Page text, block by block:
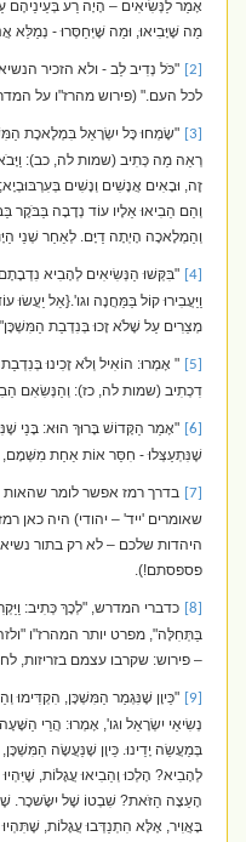
אָמַר לַנְּשִׂיאִים – הָיָה רַע בְּעֵינֵיהֶם
מַה שֶּׁיָּבִיאוּ, וּמַה שֶּׁיְּחַסְּרוּ - נְמַלֵּא
"כֹּל נְדִיב לֵב - ולא הזכיר הנשיאים
לכל העם." (פירוש מהרז"ו על
"שָׂמְחוּ כָּל יִשְׂרָאֵל בִּמְלֶאכֶת
רְאֵה מַה כְּתִיב (שמות לה, כב): וַיָּבֹאוּ
זֶה, וּבָאִים אֲנָשִׁים וְנָשִׁים בְּעִרְבּוּבְיָא;
וְהֵם הֵבִיאוּ אֵלָיו עוֹד נְדָבָה בַּבֹּקֶר
וְהַמְלָאכָה הָיְתָה דַיָּם. לְאַחַר שְׁנֵי
"בִּקְּשׁוּ הַנְּשִׂיאִים לְהָבִיא נִדְבָתָם,
וַיַּעֲבִירוּ קוֹל בַּמַּחֲנֶה וגו'.{אַל יַעֲשׂוּ
מְצֵרִים עַל שֶׁלֹא זָכוּ בְּנִדְבַת הַמִּשְׁכָּן".
" אָמְרוּ: הוֹאִיל וְלֹא זָכִינוּ בְּנִדְבַת
דִכְתִיב (שמות לה, כז): וְהַנְּשִׂאִם
"אָמַר הַקָּדוֹשׁ בָּרוּךְ הוּא: בָּנַי
שֶׁנִּתְעַצְּלוּ - חִסַּר אוֹת אַחַת מִשְּׁמָם,
בדרך רמז אפשר לומר שהאות י'
שאומרים 'ייד' – יהודי) היה כאן
היהדות שלכם – לא רק בתור
פספסתם!).
כדברי המדרש, "לְכָךְ כְּתִיב:
בַּתְּחִלָּה", מפרט יותר המהרז"ו "ולזה
– פירוש: שקרבו עצמם בזריזות,
"כֵּיוָן שֶׁנִּגְמַר הַמִּשְׁכָּן, הִקְדִּימוּ
נְשִׂיאֵי יִשְׂרָאֵל וגו', אָמְרוּ: הֲרֵי
בְּמַעֲשֵׂה יָדֵינוּ. כֵּיוָן שֶׁנַּעֲשָׂה הַמִּשְׁכָּן,
לְהָבִיא? הָלְכוּ וְהֵבִיאוּ עֲגָלוֹת, שֶׁיִּהְיוּ
הָעֵצָה הַזֹּאת? שִׁבְטוֹ שֶׁל יִשָֹּׂשכָר.
בָּאֲוִיר, אֶלָּא הִתְנַדְּבוּ עֲגָלוֹת, שֶׁתִּהְיוּ